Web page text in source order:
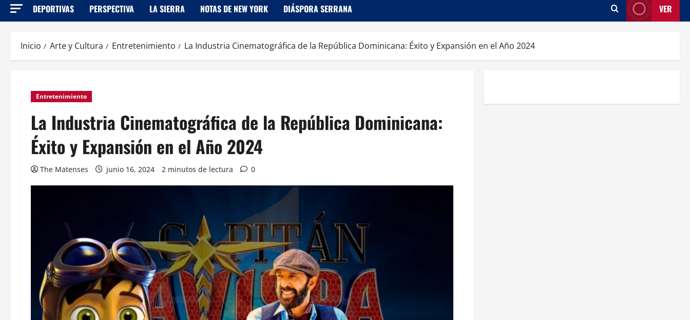
DEPORTIVAS PERSPECTIVA LA SIERRA NOTAS DE NEW YORK DIÁSPORA SERRANA VER
Inicio Arte y Cultura Entretenimiento La Industria Cinematográfica de la República Dominicana: Éxito y Expansión en el Año 2024
Entretenimiento
La Industria Cinematográfica de la República Dominicana:
Éxito y Expansión en el Año 2024
The Matenses junio 16, 2024 2 minutos de lectura 0